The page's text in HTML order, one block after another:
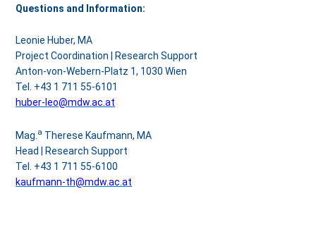
Questions and Information:
Leonie Huber, MA
Project Coordination | Research Support
Anton-von-Webern-Platz 1, 1030 Wien
Tel. +43 1 711 55-6101
huber-leo@mdw.ac.at
Mag. a Therese Kaufmann, MA
Head
| Research Support
Tel. +43 1 711 55-6100
kaufmann-th@mdw.ac.at